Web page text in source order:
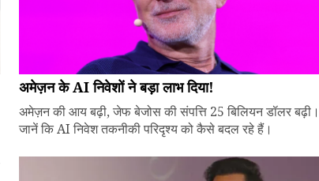
अमेज़न के AI निवेशों ने बड़ा लाभ दिया!
अमेज़न की आय बढ़ी, जेफ बेजोस की संपत्ति 25 बिलियन डॉलर बढ़ी।
जानें कि AI निवेश तकनीकी परिदृश्य को कैसे बदल रहे हैं।